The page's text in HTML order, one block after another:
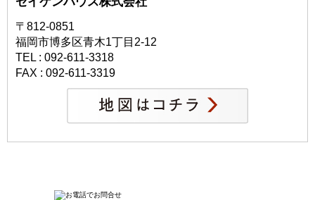
〒812-0851
福岡市博多区青木1丁目2-12
TEL : 092-611-3318
FAX : 092-611-3319